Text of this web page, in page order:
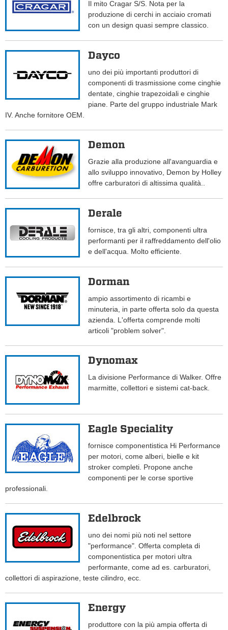
Il mito Cragar S/S. Nota per la
produzione di cerchi in acciaio cromati
con un design quasi sempre classico.
Dayco
uno dei più importanti produttori di
componenti di trasmissione come cinghie
dentate, cinghie trapezoidali e cinghie
piane. Parte del gruppo industriale Mark
IV. Anche fornitore OEM.
Demon
Grazie alla produzione all'avanguardia e
allo sviluppo innovativo, Demon by Holley
offre carburatori di altissima qualità..
Derale
fornisce, tra gli altri, componenti ultra
performanti per il raffreddamento dell'olio
e dell'acqua. Molto efficiente.
Dorman
ampio assortimento di ricambi e
minuteria, in parte offerta solo da questa
azienda. L'offerta comprende molti
articoli "problem solver".
Dynomax
La divisione Performance di Walker. Offre
marmitte, collettori e sistemi cat-back.
Eagle Speciality
fornisce componentistica Hi Performance
per motori, come alberi, bielle e kit
stroker completi. Propone anche
componenti per le corse sportive
professionali.
Edelbrock
uno dei nomi più noti nel settore
"performance". Offerta completa di
componentistica per motori ultra
performante, come ad es. carburatori,
collettori di aspirazione, teste cilindro, ecc.
Energy
produttore con la più ampia offerta di